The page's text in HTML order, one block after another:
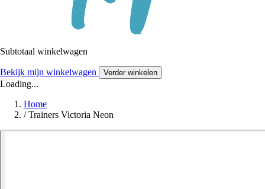
Subtotaal winkelwagen
Bekijk mijn winkelwagen Verder winkelen
Loading...
Home
/ Trainers Victoria Neon